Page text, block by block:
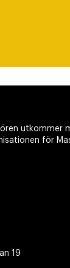
utkommer
för
19